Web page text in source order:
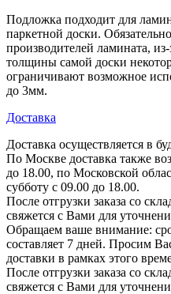
Подложка подходит для
паркетной доски.
производителей ламината,
толщины самой доски
ограничивают возможное
до 3мм.
Доставка
Доставка осуществляется в
По Москве доставка также
до 18.00, по Московской
субботу с 09.00 до 18.00.
После отгрузки заказа со
свяжется с Вами для
Обращаем ваше внимание:
составляет 7 дней. Просим
доставки в рамках этого
После отгрузки заказа со
свяжется с Вами для